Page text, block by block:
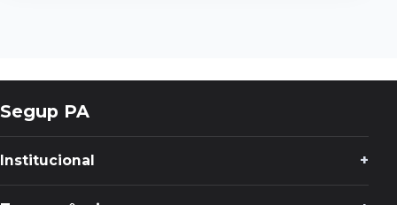
Segup PA
Institucional